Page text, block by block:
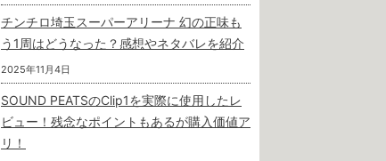
チンチロ埼玉スーパーアリーナ 幻の正味も
う1周はどうなった？感想やネタバレを紹介
2025年11月4日
SOUND PEATSのClip1を実際に使用したレ
ビュー！残念なポイントもあるが購入価値ア
リ！